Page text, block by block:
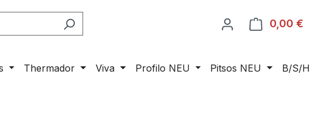
0,00 €
Thermador Viva Profilo NEU Pitsos NEU B/S/H